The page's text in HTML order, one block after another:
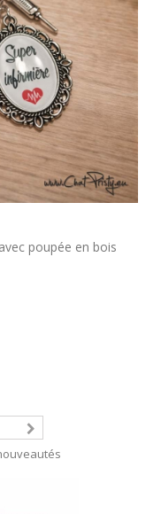
poupée en bois